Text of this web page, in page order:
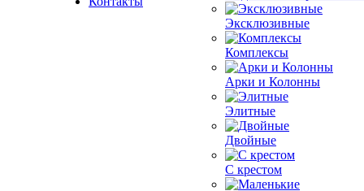
Эксклюзивные
Комплексы
Арки и Колонны
Элитные
Двойные
С крестом